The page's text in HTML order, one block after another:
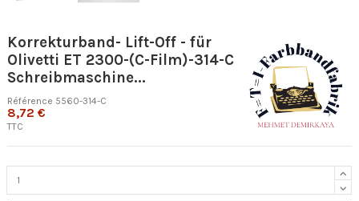
Korrekturband- Lift-Off - für
Olivetti ET 2300-(C-Film)-314-C
Schreibmaschine...
Référence 5560-314-C
8,72 €
TTC